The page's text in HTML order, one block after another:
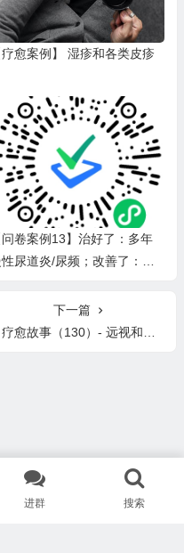
疗愈案例】 湿疹和各类皮疹
问卷案例13】治好了：多年
尿道炎/尿频；改善了：胆
滋润弹性光泽，更有活力，内
更平和。（排毒反应：水泄）
下一篇
疗愈故事（130）- 远视和散光的疗愈
进群 搜索